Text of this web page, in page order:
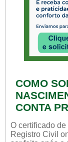
COMO
CONTA
O certificado
Registro Civil